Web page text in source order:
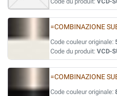
=COMBINAZIONE
Code couleur originale:
Code du produit: VCD-
=COMBINAZIONE
Code couleur originale: